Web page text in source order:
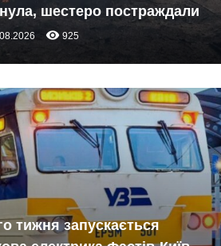
шестеро постраждали
remove_red_eye 925
тижня запускається